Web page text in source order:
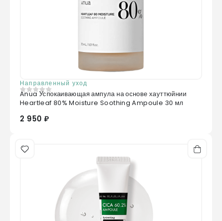
Направленный уход
0из 5
Anua Успокаивающая ампула на основе хауттюйнии
Heartleaf 80% Moisture Soothing Ampoule 30 мл
2 950 ₽